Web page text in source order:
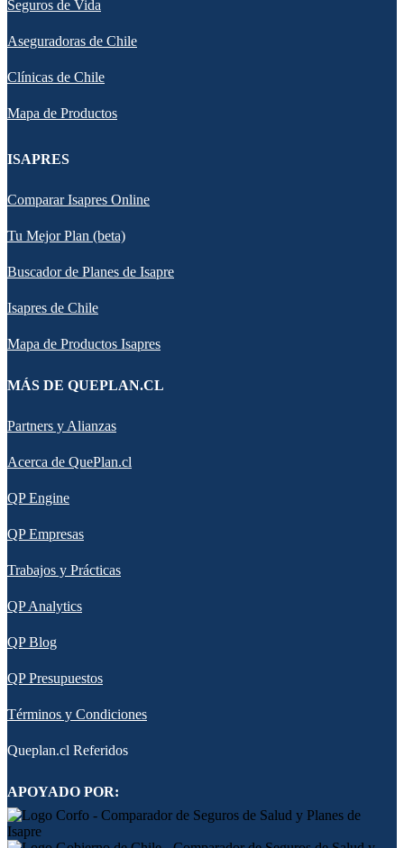
Seguros de Vida
Aseguradoras de Chile
Clínicas de Chile
Mapa de Productos
ISAPRES
Comparar Isapres Online
Tu Mejor Plan (beta)
Buscador de Planes de Isapre
Isapres de Chile
Mapa de Productos Isapres
MÁS DE QUEPLAN.CL
Partners y Alianzas
Acerca de QuePlan.cl
QP Engine
QP Empresas
Trabajos y Prácticas
QP Analytics
QP Blog
QP Presupuestos
Términos y Condiciones
Queplan.cl Referidos
APOYADO POR: